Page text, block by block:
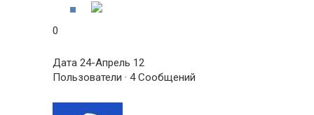
0
Дата 24-Апрель 12
Пользователи · 4 Сообщений